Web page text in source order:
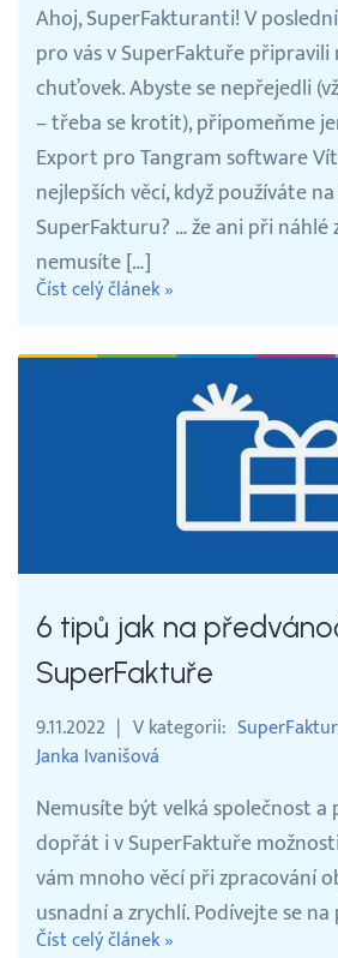
Ahoj, SuperFakturanti! V
pro vás v SuperFaktuře
chuťovek. Abyste se nepřejedli
– třeba se krotit), připomeňme
Export pro Tangram software
nejlepších věcí, když používáte
SuperFakturu? … že ani při náhlé
nemusíte […]
Číst celý článek »
6 tipů jak na
SuperFaktuře
9.11.2022 V kategorii
Janka Ivanišová
Nemusíte být velká společnost
dopřát i v SuperFaktuře
vám mnoho věcí při zpracování
usnadní a zrychlí. Podívejte se na
Číst celý článek »